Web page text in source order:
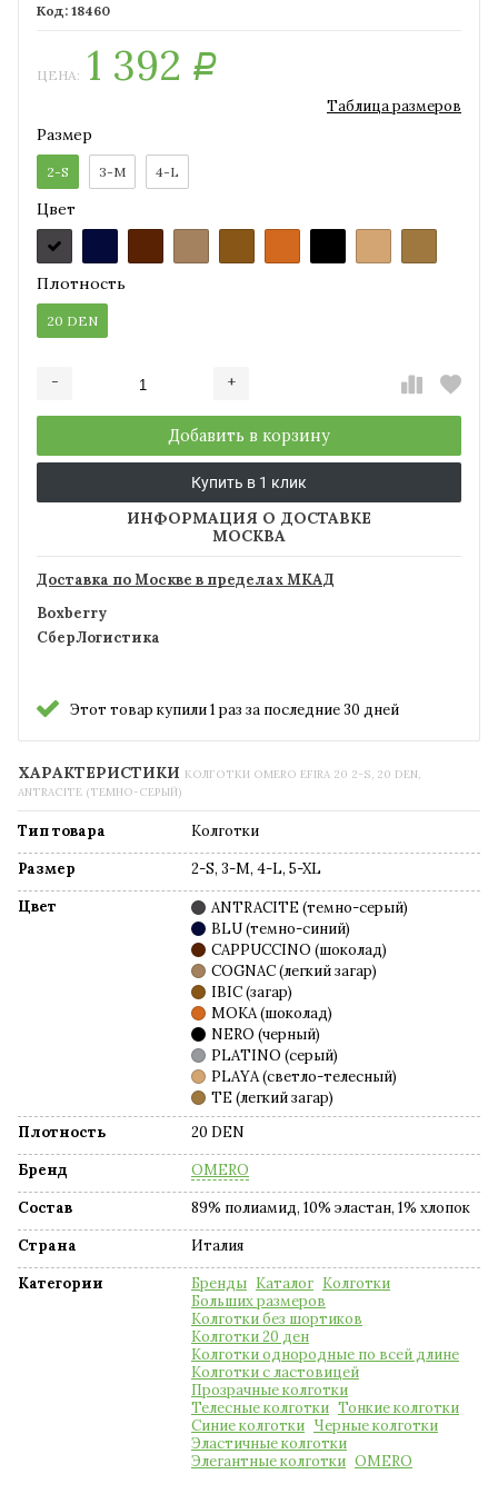
18460
ЦЕНА: 1 392 Р
Таблица размеров
Размер
2-S 3-M 4-L
Цвет
Плотность
20 DEN
- +
Добавить в корзину
Купить в 1 клик
ИНФОРМАЦИЯ О ДОСТАВКЕ
МОСКВА
Доставка по Москве в пределах МКАД
Boxberry
СберЛогистика
Этот товар купили 1 раз за последние 30 дней
ХАРАКТЕРИСТИКИ КОЛГОТКИ OMERO EFIRA 20 2-S, 20 DEN,
ANTRACITE (ТЕМНО-СЕРЫЙ)
Тип товара
Колготки
Размер
2-S, 3-M, 4-L, 5-XL
Цвет
ANTRACITE (темно-серый)
BLU (темно-синий)
CAPPUCCINO (шоколад)
COGNAC (легкий загар)
IBIC (загар)
MOKA (шоколад)
NERO (черный)
PLATINO (серый)
PLAYA (светло-телесный)
TE (легкий загар)
Плотность
20 DEN
Бренд
OMERO
Состав
89% полиамид, 10% эластан, 1% хлопок
Страна
Италия
Категории
Бренды Каталог Колготки
Больших размеров
Колготки без шортиков
Колготки 20 ден
Колготки однородные по всей длине
Колготки с ластовицей
Прозрачные колготки
Телесные колготки Тонкие колготки
Синие колготки Черные колготки
Эластичные колготки
Элегантные колготки OMERO